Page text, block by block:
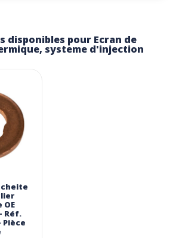
disponibles pour Ecran de
systeme d'injection
Réf.
Pièce